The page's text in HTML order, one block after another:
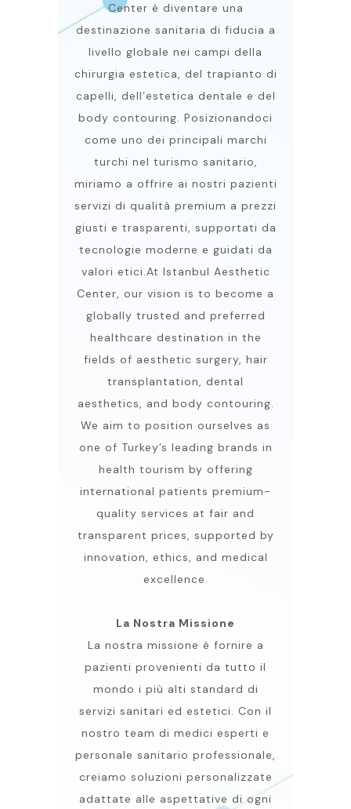
Center è diventare una
destinazione sanitaria di fiducia a
livello globale nei campi della
chirurgia estetica, del trapianto di
capelli, dell’estetica dentale e del
body contouring. Posizionandoci
come uno dei principali marchi
turchi nel turismo sanitario,
miriamo a offrire ai nostri pazienti
servizi di qualità premium a prezzi
giusti e trasparenti, supportati da
tecnologie moderne e guidati da
valori etici.At Istanbul Aesthetic
Center, our vision is to become a
globally trusted and preferred
healthcare destination in the
fields of aesthetic surgery, hair
transplantation, dental
aesthetics, and body contouring.
We aim to position ourselves as
one of Turkey’s leading brands in
health tourism by offering
international patients premium-
quality services at fair and
transparent prices, supported by
innovation, ethics, and medical
excellence.
La Nostra Missione
La nostra missione è fornire a
pazienti provenienti da tutto il
mondo i più alti standard di
servizi sanitari ed estetici. Con il
nostro team di medici esperti e
personale sanitario professionale,
creiamo soluzioni personalizzate
adattate alle aspettative di ogni